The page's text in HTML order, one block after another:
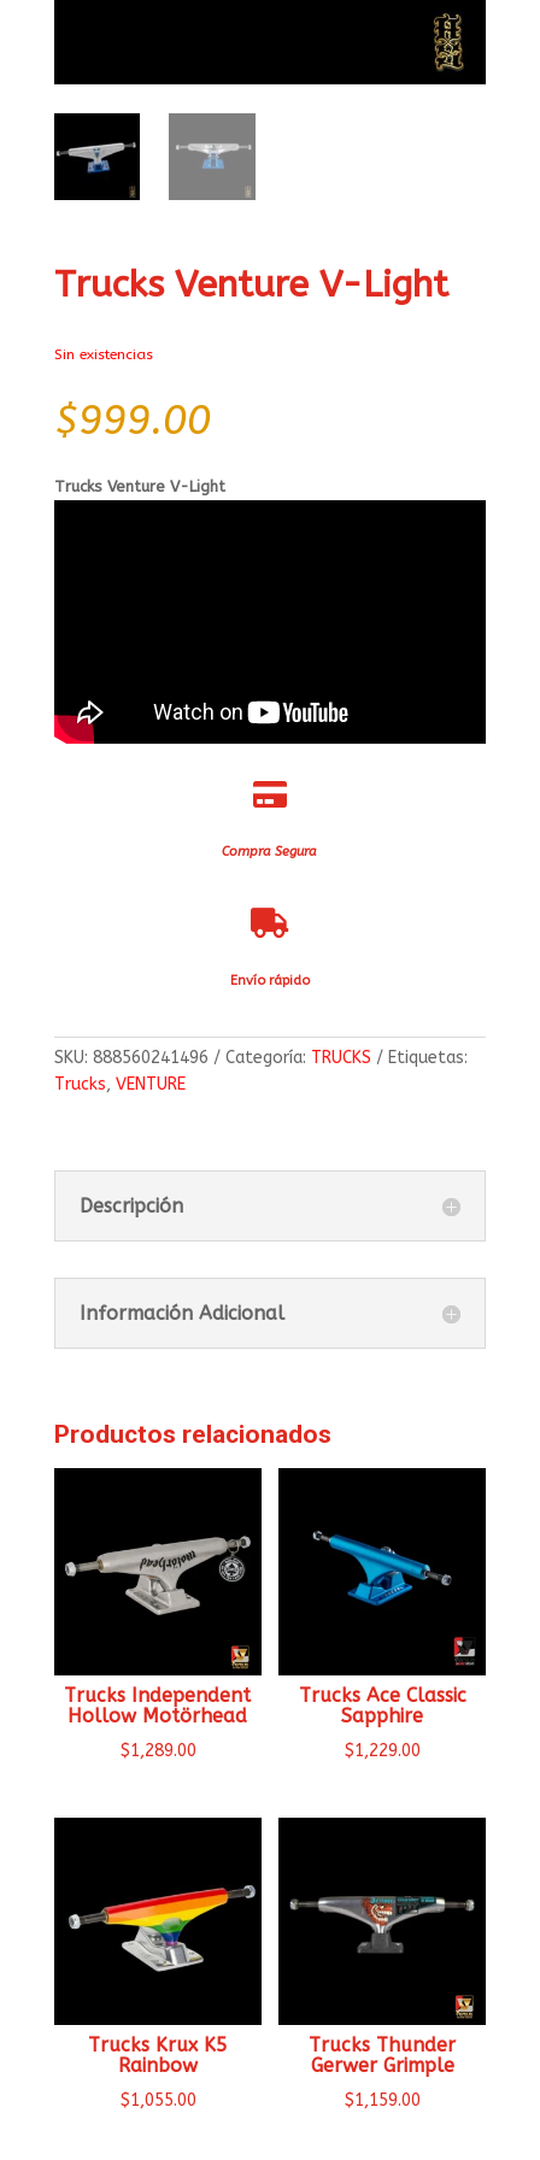
Trucks Venture V-Light
Sin existencias
$999.00
Trucks Venture V-Light

Compra Segura

Envío rápido
SKU: 888560241496 Categoría: TRUCKS
Etiquetas:
Trucks, VENTURE
Descripción
Información Adicional
Productos relacionados
Trucks Independent
Hollow Motörhead
$1,289.00
Trucks Ace Classic
Sapphire
$1,229.00
Trucks Krux K5
Rainbow
$1,055.00
Trucks Thunder
Gerwer Grimple
$1,159.00